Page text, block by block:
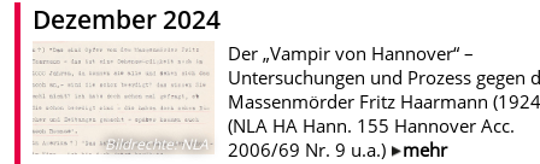
Dezember 2024
Bildrechte:NLA
Der „Vampir von Hannover“ –
Untersuchungen und Prozess gegen
Massenmörder Fritz Haarmann
(NLA HA Hann. 155 Hannover Acc.
2006/69 Nr. 9 u.a.)
mehr